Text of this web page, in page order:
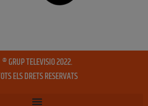
horas el concierto de jazz de Julio
Sancho, dentro del programa Jazz
hi ha comentaris